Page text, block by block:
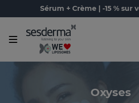
Sérum + Crème | -15 % sur
Oxyses